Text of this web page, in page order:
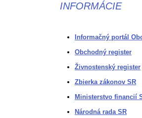
INFORMÁCIE
Informačný portál
Obchodný register
Živnostenský register
Zbierka zákonov SR
Ministerstvo financií
Národná rada SR